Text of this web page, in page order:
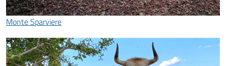
Monte Sparviere